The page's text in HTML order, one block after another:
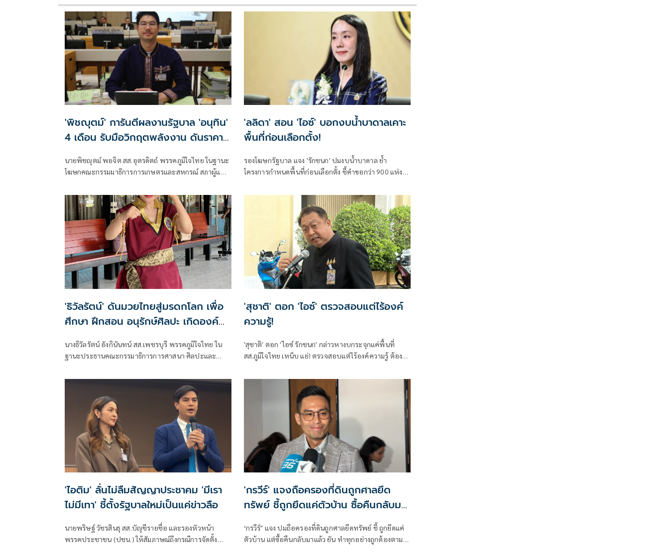
'พิชญุตม์' การันตีผลงานรัฐบาล 'อนุทิน'
4 เดือน รับมือวิกฤตพลังงาน ดันราคา
มาตรการช่วยลดต้นทุน-ขยายตลาดโลก
นายพิชญุตม์ พอจิต สส.อุตรดิตถ์ พรรคภูมิใจไทย ในฐานะ
โฆษกคณะกรรมมาธิการการเกษตรและสหกรณ์ สภาผู้แทน
รัฐบาลภายใต้การนำของนายอนุทิน ชาญวีรกูล นายก
รัฐมนตรี เข้าบริหารประเทศ 4 เดือน สามารถรับมือกับ
วิกฤตพลังงานและสงครามตะวันออกกลางได้ดี ส่งผลให้
ราคาสินค้าเกษตรหลักปรับตัวสูงขึ้น
'ลลิดา' สอน 'ไอซ์' บอกงบน้ำบาดาลเคาะ
พื้นที่ก่อนเลือกตั้ง!
รองโฆษกรัฐบาล แจง 'รักชนก' ปมงบน้ำบาดาล ย้ำ
โครงการกำหนดพื้นที่ก่อนเลือกตั้ง ชี้คำขอกว่า 900 แห่ง
'ธิวัลรัตน์' ดันมวยไทยสู่มรดกโลก เพื่อ
ศึกษา ฝึกสอน อนุรักษ์ศิลปะ เกิดองค์
ในระดับนานาชาติ
นางธิวัลรัตน์ อังกินันทน์ สส.เพชรบุรี พรรคภูมิใจไทย ใน
ฐานะประธานคณะกรรมาธิการการศาสนา ศิลปะและ
นานาชาติ ประจำปี 2569 ณ โรงเรียนราชประชานุเคราะห์
47 จังหวัดเพชรบุรี ร่วมกับสมาคมสยามยุทธกีฬาพื้นเมือง
ไทย ตลอดจนทุกภาคส่วน ที่ร่วมแรงร่วมใจจัดเวทีแห่งการ
เรียนรู้ เพื่อแลกเปลี่ยนองค์ความรู้และสร้างเครือข่าย
มวยไทยในระดับนานาชาติ
'สุชาติ' ตอก 'ไอซ์' ตรวจสอบแต่ไร้องค์
ความรู้!
'สุชาติ' ตอก 'ไอซ์ รักชนก' กล่าวหางบกระจุกแค่พื้นที่
สส.ภูมิใจไทย เหน็บ แย่! ตรวจสอบแต่ไร้องค์ความรู้ ต้อง
งานที่ตัวเองรับผิดชอบ
'ไอติม' ลั่นไม่ลืมสัญญาประชาคม 'มีเรา
ไม่มีเทา' ชี้ตั้งรัฐบาลใหม่เป็นแค่ข่าวลือ
นายพริษฐ์ วัชรสินธุ สส.บัญชีรายชื่อ และรองหัวหน้า
พรรคประชาชน (ปชน.) ให้สัมภาษณ์ถึงกรณีการจัดตั้ง
'กรวีร์' แจงถือครองที่ดินถูกศาลยึด
ทรัพย์ ชี้ถูกยึดแค่ตัวบ้าน ซื้อคืนกลับมา
‘กรวีร์" แจง ปมถือครองที่ดินถูกศาลยึดทรัพย์ ชี้ ถูกยึดแค่
ตัวบ้าน แต่ซื้อคืนกลับมาแล้ว ยัน ทำทุกอย่างถูกต้องตาม